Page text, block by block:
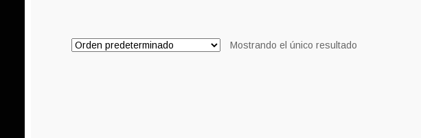
Mostrando el único resultado